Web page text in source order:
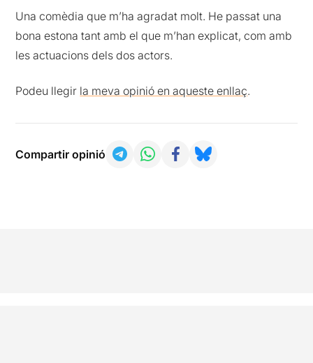
Una comèdia que m’ha agradat molt. He passat una
bona estona tant amb el que m’han explicat, com amb
les actuacions dels dos actors.
Podeu llegir la meva opinió en aqueste enllaç.
Compartir opinió